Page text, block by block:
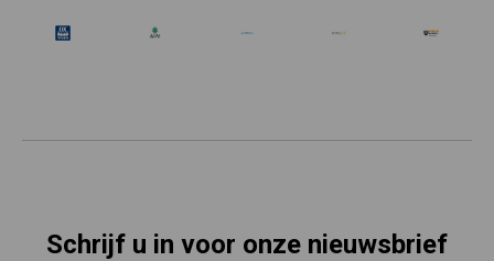
Schrijf u in voor onze nieuwsbrief